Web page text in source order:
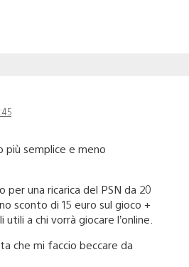
più semplice e meno
per una ricarica del PSN da 20
sconto di 15 euro sul gioco +
a chi vorrà giocare l’online.
che mi faccio beccare da